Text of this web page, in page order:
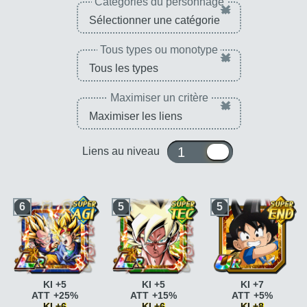
×
Tous types ou monotype ×
Maximiser un critère ×
Liens au niveau 1 ou 10
6
KI +5
ATT +25%
5
KI +5
ATT +15%
5
KI +7
ATT +5%